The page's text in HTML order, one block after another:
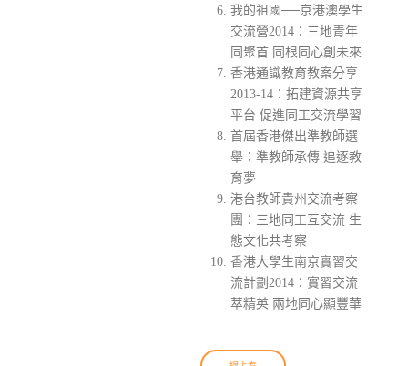
我的祖國──京港澳學生
交流營2014：三地青年
同聚首 同根同心創未來
香港通識教育教案分享
2013-14：拓建資源共享
平台 促進同工交流學習
首屆香港傑出準教師選
舉：準教師承傳 追逐教
育夢
港台教師貴州交流考察
團：三地同工互交流 生
態文化共考察
香港大學生南京實習交
流計劃2014：實習交流
萃精英 兩地同心顯豐華